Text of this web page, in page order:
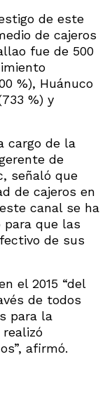
de este
de cajeros
fue de 500
%), Huánuco
%) y
cargo de la
de
señaló que
de cajeros en
canal se ha
para que las
de sus
el 2015 “del
de todos
para la
realizó
afirmó.